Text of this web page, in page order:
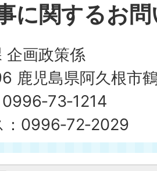
に関するお
企画政策係
鹿児島県阿久根市
：0996‐72‐2029